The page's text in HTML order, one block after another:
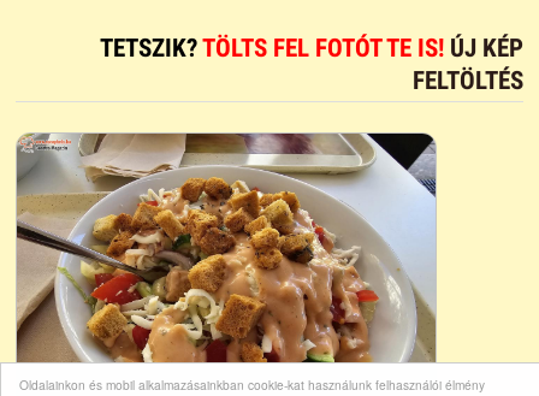
Oldalainkon és mobil alkalmazásainkban cookie-kat használunk felhasználói élmény
TETSZIK?TÖLTS FEL FOTÓT TE IS! ÚJ KÉP
FELTÖLTÉS